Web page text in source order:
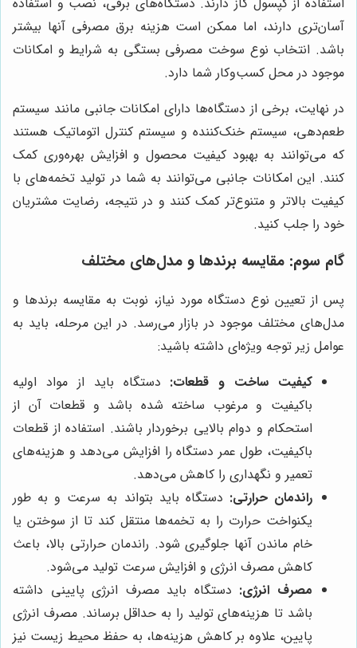
آسان‌تری دارند، اما ممکن است هزینه برق مصرفی آنها بیشتر
باشد. انتخاب نوع سوخت مصرفی بستگی به شرایط و امکانات
موجود در محل کسب‌وکار شما دارد.
در نهایت، برخی از دستگاه‌ها دارای امکانات جانبی مانند سیستم
طعم‌دهی، سیستم خنک‌کننده و سیستم کنترل اتوماتیک هستند
که می‌توانند به بهبود کیفیت محصول و افزایش بهره‌وری کمک
کنند. این امکانات جانبی می‌توانند به شما در تولید تخمه‌های با
کیفیت بالاتر و متنوع‌تر کمک کنند و در نتیجه، رضایت مشتریان
خود را جلب کنید.
گام سوم: مقایسه برندها و مدل‌های مختلف
پس از تعیین نوع دستگاه مورد نیاز، نوبت به مقایسه برندها و
مدل‌های مختلف موجود در بازار می‌رسد. در این مرحله، باید به
عوامل زیر توجه ویژه‌ای داشته باشید:
کیفیت ساخت و قطعات: دستگاه باید از مواد اولیه
باکیفیت و مرغوب ساخته شده باشد و قطعات آن از
استحکام و دوام بالایی برخوردار باشند. استفاده از قطعات
باکیفیت، طول عمر دستگاه را افزایش می‌دهد و هزینه‌های
تعمیر و نگهداری را کاهش می‌دهد.
راندمان حرارتی: دستگاه باید بتواند به سرعت و به طور
یکنواخت حرارت را به تخمه‌ها منتقل کند تا از سوختن یا
خام ماندن آنها جلوگیری شود. راندمان حرارتی بالا، باعث
کاهش مصرف انرژی و افزایش سرعت تولید می‌شود.
مصرف انرژی: دستگاه باید مصرف انرژی پایینی داشته
باشد تا هزینه‌های تولید را به حداقل برساند. مصرف انرژی
پایین، علاوه بر کاهش هزینه‌ها، به حفظ محیط زیست نیز